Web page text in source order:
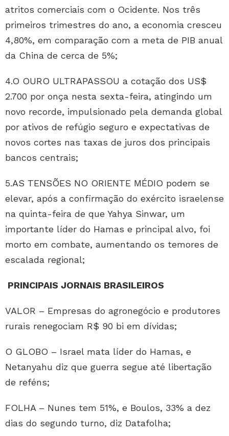
atritos comerciais com o Ocidente. Nos três
primeiros trimestres do ano, a economia cresceu
4,80%, em comparação com a meta de PIB anual
da China de cerca de 5%;
4.O OURO ULTRAPASSOU a cotação dos US$
2.700 por onça nesta sexta-feira, atingindo um
novo recorde, impulsionado pela demanda global
por ativos de refúgio seguro e expectativas de
novos cortes nas taxas de juros dos principais
bancos centrais;
5.AS TENSÕES NO ORIENTE MÉDIO podem se
elevar, após a confirmação do exército israelense
na quinta-feira de que Yahya Sinwar, um
importante líder do Hamas e principal alvo, foi
morto em combate, aumentando os temores de
escalada regional;
PRINCIPAIS JORNAIS BRASILEIROS
VALOR – Empresas do agronegócio e produtores
rurais renegociam R$ 90 bi em dívidas;
O GLOBO – Israel mata líder do Hamas, e
Netanyahu diz que guerra segue até libertação
de reféns;
FOLHA – Nunes tem 51%, e Boulos, 33% a dez
dias do segundo turno, diz Datafolha;